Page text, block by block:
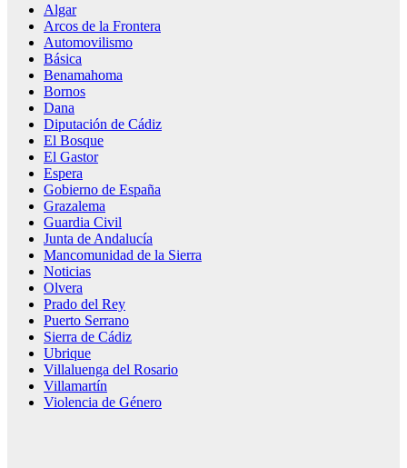
Algar
Arcos de la Frontera
Automovilismo
Básica
Benamahoma
Bornos
Dana
Diputación de Cádiz
El Bosque
El Gastor
Espera
Gobierno de España
Grazalema
Guardia Civil
Junta de Andalucía
Mancomunidad de la Sierra
Noticias
Olvera
Prado del Rey
Puerto Serrano
Sierra de Cádiz
Ubrique
Villaluenga del Rosario
Villamartín
Violencia de Género